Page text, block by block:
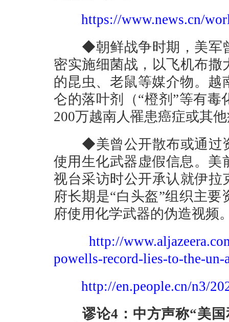
https://www.news.cn/
◆朝鲜战争时期，美军曾
密实施细菌战，以飞机布
的昆虫、老鼠等媒介物。越
仑的落叶剂（“橙剂”等有
200万越南人罹患癌症或其
◆美曾公开散布或通过资
使用生化武器虚假信息。美
视台采访时公开承认就伊
府长期是“白头盔”组织主
府使用化学武器的伪造视频
http://
powells-record-lies-to-the-un-
http://en.people.cn/n3/
谬论4：中方声称“美国